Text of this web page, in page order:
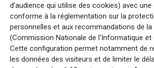
d’audience qui utilise des cookies) avec
conforme à la réglementation sur la
personnelles et aux recommandations de la
(Commission Nationale de l’Informatique et
Cette configuration permet notamment de
les données des visiteurs et de limiter le